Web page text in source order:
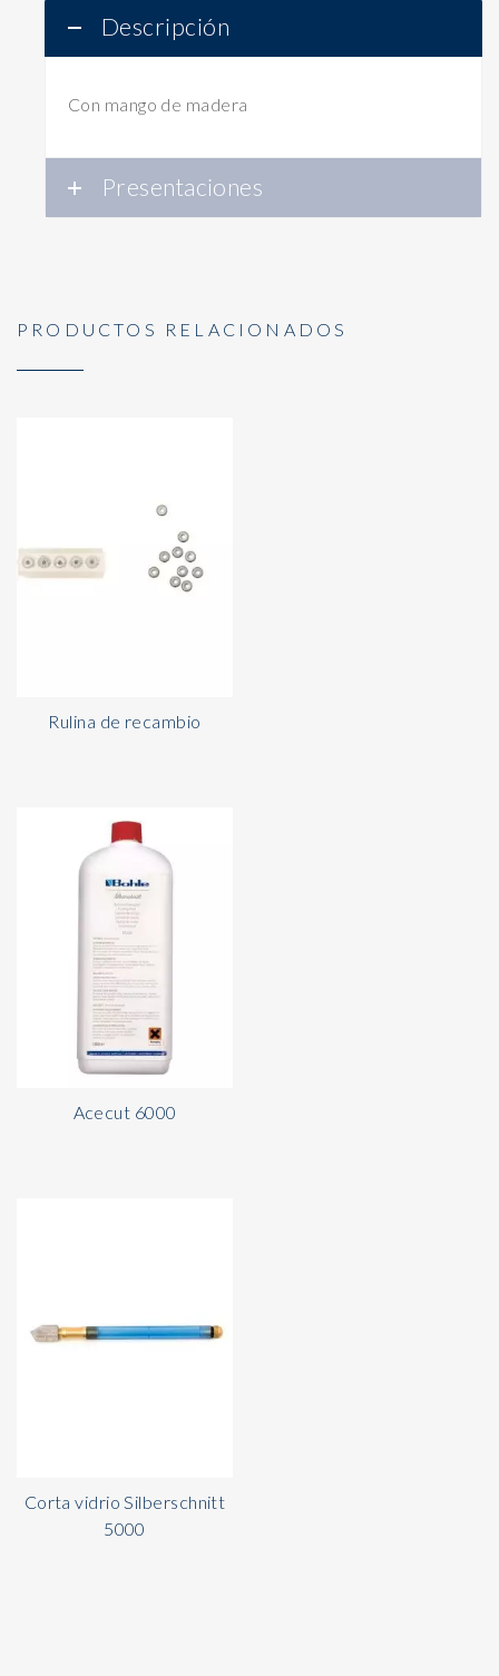
Descripción
Con mango de madera
Presentaciones
PRODUCTOS RELACIONADOS
Rulina de recambio
Acecut 6000
Corta vidrio Silberschnitt
5000